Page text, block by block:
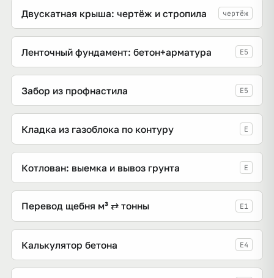
Двускатная крыша: чертёж и стропила чертёж
Ленточный фундамент: бетон+арматура E5
Забор из профнастила E5
Кладка из газоблока по контуру E
Котлован: выемка и вывоз грунта E
Перевод щебня м³ ⇄ тонны E1
Калькулятор бетона E4